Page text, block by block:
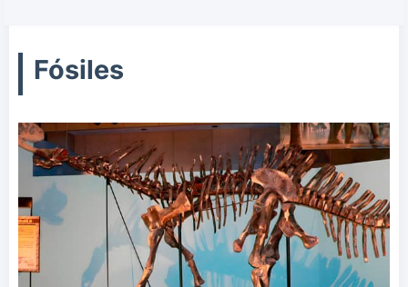
Fósiles